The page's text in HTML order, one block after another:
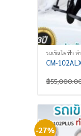
รถเข็นไฟฟ้า
CM-
฿
-27%